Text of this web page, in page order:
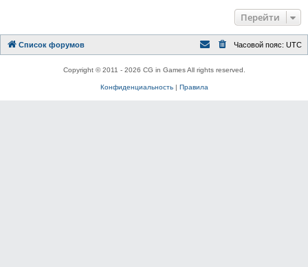
Перейти
Список форумов Часовой пояс: UTC
Copyright © 2011 - 2026 CG in Games All rights reserved.
Конфиденциальность| Правила